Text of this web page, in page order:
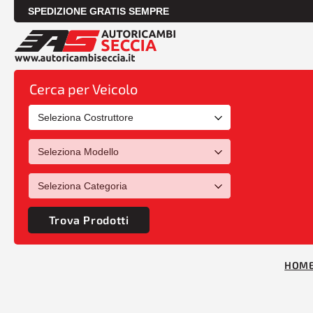
SPEDIZIONE GRATIS SEMPRE
Cerca per Veicolo
Trova Prodotti